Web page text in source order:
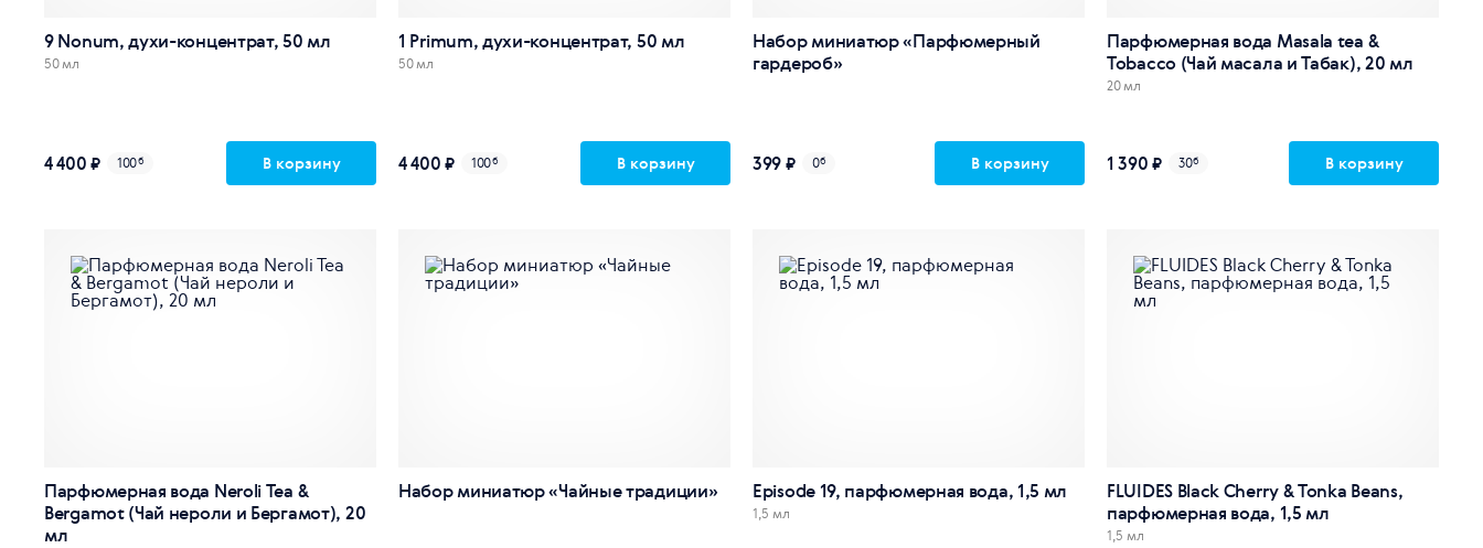
9 Nonum, духи-концентрат, 50 мл
50 мл
4 400 ₽ 100б В корзину
1 Primum, духи-концентрат, 50 мл
50 мл
4 400 ₽ 100б В корзину
Набор миниатюр «Парфюмерный
гардероб»
399 ₽ 0б В корзину
Парфюмерная вода Masala tea &
Tobacco (Чай масала и Табак), 20 мл
20 мл
1 390 ₽ 30б В корзину
Парфюмерная вода Neroli Tea &
Bergamot (Чай нероли и Бергамот), 20
мл
Набор миниатюр «Чайные традиции» Episode 19, парфюмерная вода, 1,5 мл
1,5 мл
FLUIDES Black Cherry & Tonka Beans,
парфюмерная вода, 1,5 мл
1,5 мл